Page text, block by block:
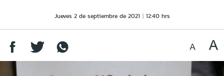
Jueves 2 de septiembre de 2021 12:40 hrs